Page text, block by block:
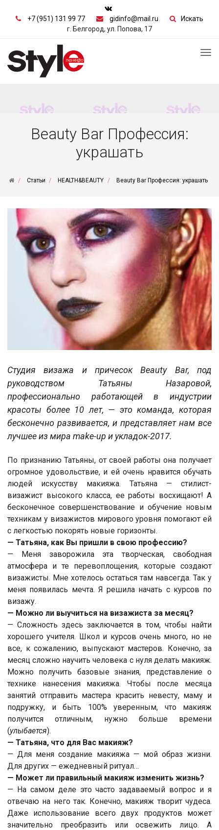
+7 (951) 131 99 77 gidinfo@mail.ru
Искать
г. Белгород, ул. Попова, 17
Beauty Bar Профессия:
украшать
Статьи HEALTH&BEAUTY Beauty Bar Профессия: украшать
Студия визажа и причесок Beauty Bar, под
руководством Татьяны Назаровой,
профессионально работающей в индустрии
красоты более 10 лет, — это команда, которая
бесконечно развивается, и представляет нам все
лучшее из мира make-up и укладок-2017.
По признанию Татьяны, от своей работы она получает
огромное удовольствие, и ей очень нравится обучать
людей искусству макияжа. Татьяна — стилист-
визажист высокого класса, ее работы восхищают! А
бесконечное совершенствование и обучение новым
техникам у визажистов мирового уровня помогают ей
с легкостью покорять новые горизонты.
— Татьяна, как Вы пришли в свою профессию?
— Меня заворожила эта творческая, свободная
атмосфера и те перевоплощения, которые создают
визажисты. Мне хотелось остаться там навсегда. Так у
меня появилась мечта. Я решила начать с курсов по
визажу.
— Можно ли выучиться на визажиста за месяц?
— Сложность здесь заключается в том, чтобы найти
хорошего учителя. Школ и курсов очень много, но не
все, к сожалению, выпускают мастеров. Конечно, за
месяц сложно научить человека с нуля делать макияж.
Можно получить базовые знания, представление о
технике нанесения макияжа. Чтобы после месяца
занятий отправить мастера красить невесту, маму и
подружку, и быть 100% уверенным, что макияж
получится отличным, нужно больше времени
(улыбается).
— Татьяна, что для Вас макияж?
— Для меня создание макияжа — мой образ жизни.
Для других — ежедневный ритуал…
— Может ли правильный макияж изменить жизнь?
— На самом деле это часто задаваемый вопрос и я
отвечаю на него так. Конечно, макияж творит чудеса.
Даже использование всего двух продуктов может
значительно преобразить или освежить лицо. А